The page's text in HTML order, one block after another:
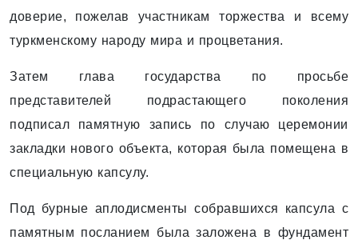
доверие, пожелав участникам торжества и всему
туркменскому народу мира и процветания.
Затем глава государства по просьбе
представителей подрастающего поколения
подписал памятную запись по случаю церемонии
закладки нового объекта, которая была помещена в
специальную капсулу.
Под бурные аплодисменты собравшихся капсула с
памятным посланием была заложена в фундамент